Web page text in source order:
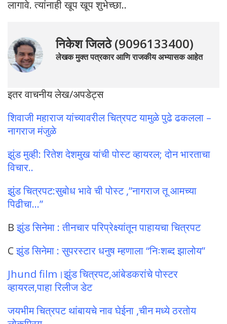
लागावे. त्यांनाही खूप खूप शुभेच्छा..
निकेश जिलठे (9096133400)
लेखक मुक्त पत्रकार आणि राजकीय अभ्यासक आहेत
इतर वाचनीय लेख/अपडेट्स
शिवाजी महाराज यांच्यावरील चित्रपट यामुळे पुढे ढकलला –
नागराज मंजुळे
झुंड मुव्ही: रितेश देशमुख यांची पोस्ट व्हायरल; दोन भारताचा
विचार..
झुंड चित्रपट:सुबोध भावे ची पोस्ट ,”नागराज तू आमच्या
पिढीचा…”
Bझुंड सिनेमा : तीनचार परिप्रेक्ष्यांतून पाहायचा चित्रपट
Cझुंड सिनेमा : सुपरस्टार धनुष म्हणाला “निःशब्द झालोय”
Jhund film।झुंड चित्रपट,आंबेडकरांचे पोस्टर
व्हायरल,पाहा रिलीज डेट
जयभीम चित्रपट थांबायचे नाव घेईना ,चीन मध्ये ठरतोय